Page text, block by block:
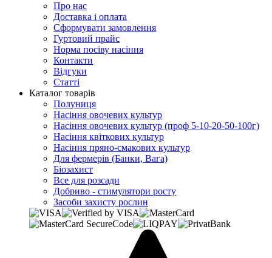
Про нас
Доставка і оплата
Сформувати замовлення
Гуртовий прайс
Норма посіву насіння
Контакти
Відгуки
Статті
Каталог товарів
Полуниця
Насіння овочевих культур
Насіння овочевих культур (проф 5-10-20-50-100г)
Насіння квіткових культур
Насіння пряно-смакових культур
Для фермерів (Банки, Вага)
Біозахист
Все для розсади
Добриво - стимулятори росту
Засоби захисту рослин